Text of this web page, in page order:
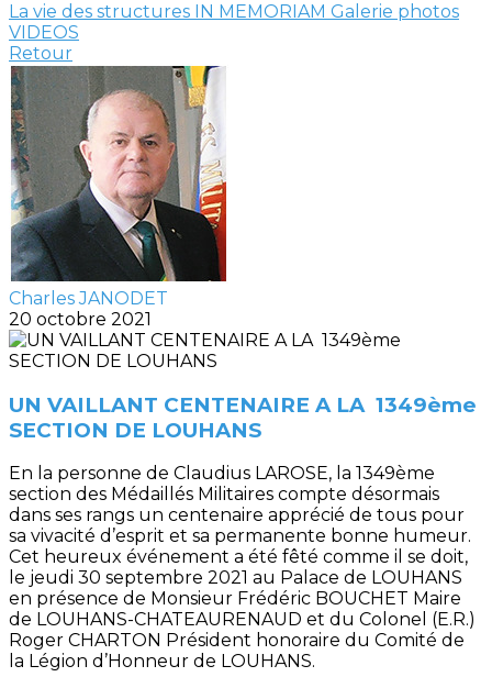
La vie des structures IN MEMORIAM Galerie photos
VIDEOS
Retour
Charles JANODET
20 octobre 2021
UN VAILLANT CENTENAIRE A LA 1349ème
SECTION DE LOUHANS
En la personne de Claudius LAROSE, la 1349ème
section des Médaillés Militaires compte désormais
dans ses rangs un centenaire apprécié de tous pour
sa vivacité d’esprit et sa permanente bonne humeur.
Cet heureux événement a été fêté comme il se doit,
le jeudi 30 septembre 2021 au Palace de LOUHANS
en présence de Monsieur Frédéric BOUCHET Maire
de LOUHANS-CHATEAURENAUD et du Colonel (E.R.)
Roger CHARTON Président honoraire du Comité de
la Légion d’Honneur de LOUHANS.